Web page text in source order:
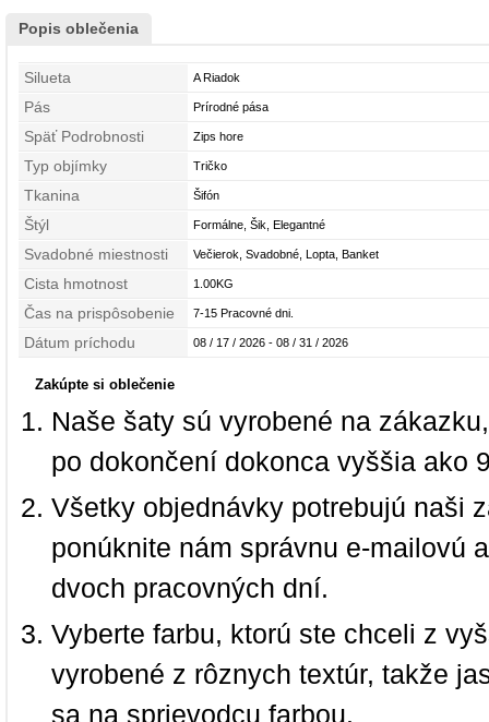
Popis oblečenia
Silueta A Riadok
Pás Prírodné pása
Späť Podrobnosti Zips hore
Typ objímky Tričko
Tkanina Šifón
Štýl Formálne, Šik, Elegantné
Svadobné miestnosti Večierok, Svadobné, Lopta, Banket
Cista hmotnost 1.00KG
Čas na prispôsobenie 7-15 Pracovné dni.
Dátum príchodu 08 / 17 / 2026 - 08 / 31 / 2026
Zakúpte si oblečenie
Naše šaty sú vyrobené na
po dokončení dokonca vyššia ako
Všetky objednávky potrebujú naši
ponúknite nám správnu e-mailovú
dvoch pracovných dní.
Vyberte farbu, ktorú ste chceli z
vyrobené z rôznych textúr, takže
sa na sprievodcu farbou.